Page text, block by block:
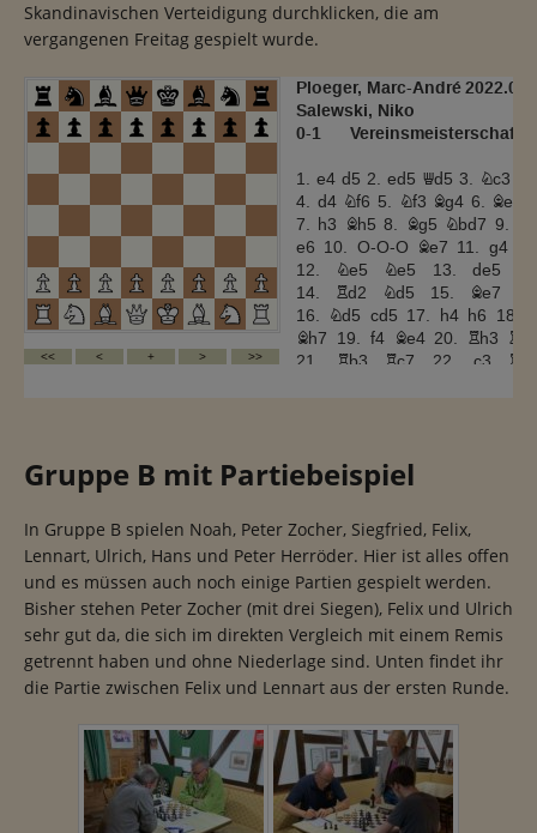
Skandinavischen Verteidigung durchklicken, die am
vergangenen Freitag gespielt wurde.
Gruppe B mit Partiebeispiel
In Gruppe B spielen Noah, Peter Zocher, Siegfried, Felix,
Lennart, Ulrich, Hans und Peter Herröder. Hier ist alles offen
und es müssen auch noch einige Partien gespielt werden.
Bisher stehen Peter Zocher (mit drei Siegen), Felix und Ulrich
sehr gut da, die sich im direkten Vergleich mit einem Remis
getrennt haben und ohne Niederlage sind. Unten findet ihr
die Partie zwischen Felix und Lennart aus der ersten Runde.